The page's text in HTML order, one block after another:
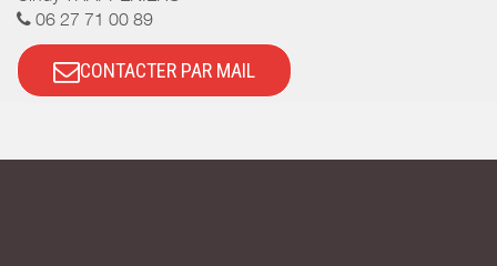
06 27 71 00 89
CONTACTER PAR MAIL